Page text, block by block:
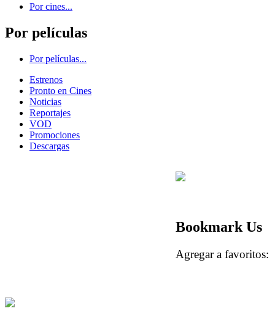
Por cines...
Por películas
Por películas...
Estrenos
Pronto en Cines
Noticias
Reportajes
VOD
Promociones
Descargas
Bookmark Us
Agregar a